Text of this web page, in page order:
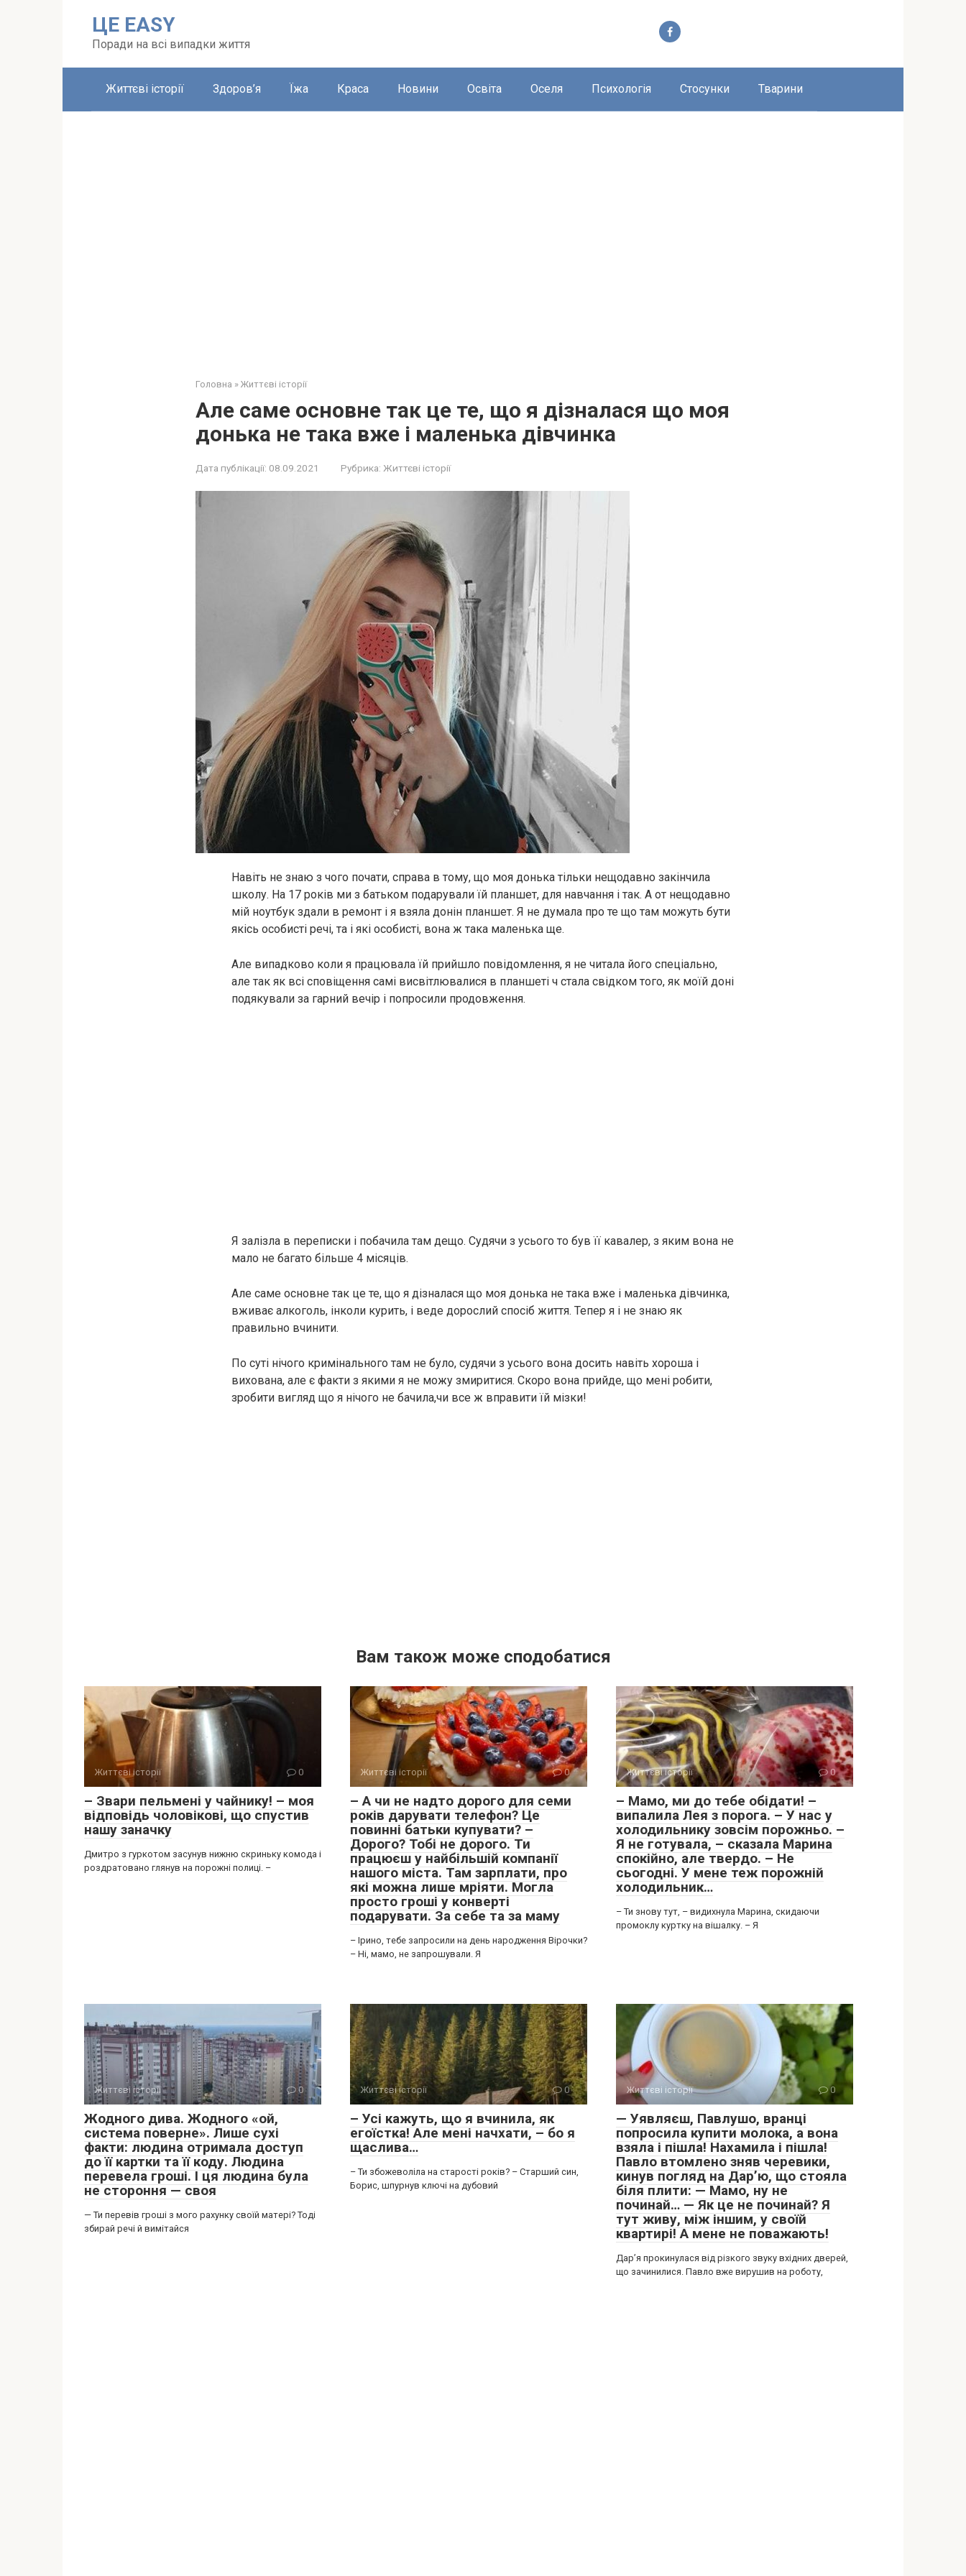
ЦЕ EASY
Поради на всі випадки життя
Життєві історії Здоров’я Їжа Краса Новини Освіта Оселя Психологія Стосунки Тварини
Головна » Життєві історії
Але саме основне так це те, що я дізналася що моя
донька не така вже і маленька дівчинка
Дата публікації: 08.09.2021 Рубрика: Життєві історії
Навіть не знаю з чого почати, справа в тому, що моя донька тільки нещодавно закінчила
школу. На 17 років ми з батьком подарували їй планшет, для навчання і так. А от нещодавно
мій ноутбук здали в ремонт і я взяла донін планшет. Я не думала про те що там можуть бути
якісь особисті речі, та і які особисті, вона ж така маленька ще.
Але випадково коли я працювала їй прийшло повідомлення, я не читала його спеціально,
але так як всі сповіщення самі висвітлювалися в планшеті ч стала свідком того, як моїй доні
подякували за гарний вечір і попросили продовження.
Я залізла в переписки і побачила там дещо. Судячи з усього то був її кавалер, з яким вона не
мало не багато більше 4 місяців.
Але саме основне так це те, що я дізналася що моя донька не така вже і маленька дівчинка,
вживає алкоголь, інколи курить, і веде дорослий спосіб життя. Тепер я і не знаю як
правильно вчинити.
По суті нічого кримінального там не було, судячи з усього вона досить навіть хороша і
вихована, але є факти з якими я не можу змиритися. Скоро вона прийде, що мені робити,
зробити вигляд що я нічого не бачила,чи все ж вправити їй мізки!
Вам також може сподобатися
Життєві історії 0
– Звари пельмені у чайнику! – моя
відповідь чоловікові, що спустив
нашу заначку
Дмитро з гуркотом засунув нижню скриньку комода і
роздратовано глянув на порожні полиці. –
Життєві історії 0
– А чи не надто дорого для семи
років дарувати телефон? Це
повинні батьки купувати? –
Дорого? Тобі не дорого. Ти
працюєш у найбільшій компанії
нашого міста. Там зарплати, про
які можна лише мріяти. Могла
просто гроші у конверті
подарувати. За себе та за маму
– Ірино, тебе запросили на день народження Вірочки?
– Ні, мамо, не запрошували. Я
Життєві історії 0
– Мамо, ми до тебе обідати! –
випалила Лея з порога. – У нас у
холодильнику зовсім порожньо. –
Я не готувала, – сказала Марина
спокійно, але твердо. – Не
сьогодні. У мене теж порожній
холодильник…
– Ти знову тут, – видихнула Марина, скидаючи
промоклу куртку на вішалку. – Я
Життєві історії 0
Жодного дива. Жодного «ой,
система поверне». Лише сухі
факти: людина отримала доступ
до її картки та її коду. Людина
перевела гроші. І ця людина була
не стороння — своя
— Ти перевів гроші з мого рахунку своїй матері? Тоді
збирай речі й вимітайся
Життєві історії 0
– Усі кажуть, що я вчинила, як
егоїстка! Але мені начхати, – бо я
щаслива…
– Ти збожеволіла на старості років? – Старший син,
Борис, шпурнув ключі на дубовий
Життєві історії 0
— Уявляєш, Павлушо, вранці
попросила купити молока, а вона
взяла і пішла! Нахамила і пішла!
Павло втомлено зняв черевики,
кинув погляд на Дар’ю, що стояла
біля плити: — Мамо, ну не
починай… — Як це не починай? Я
тут живу, між іншим, у своїй
квартирі! А мене не поважають!
Дар’я прокинулася від різкого звуку вхідних дверей,
що зачинилися. Павло вже вирушив на роботу,